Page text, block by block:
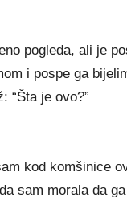
pogleda, ali je
i pospe ga
“Šta je ovo?”
kod komšinice
sam morala da ga